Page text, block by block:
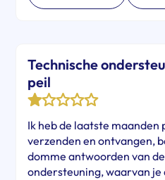
Technische
peil
Ik heb de laatste
verzenden en ontvangen,
domme antwoorden van
ondersteuning, waarvan je